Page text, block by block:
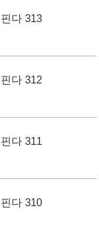
다 313
다 312
다 311
다 310